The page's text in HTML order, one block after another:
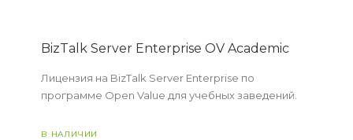
BizTalk Server Enterprise OV Academic
Лицензия на BizTalk Server Enterprise по
программе Open Value для учебных заведений.
В НАЛИЧИИ